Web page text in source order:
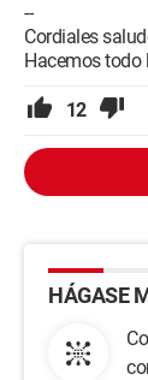
--
Cordiales
Hacemos todo
12
HÁGASE